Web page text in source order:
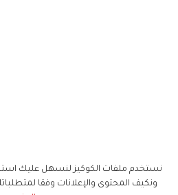
نستخدم ملفات الكوكيز لنسهل عليك
ونكيف المحتوى والإعلانات وفقا